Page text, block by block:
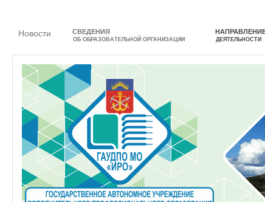
Новости СВЕДЕНИЯ
ОБ ОБРАЗОВАТЕЛЬНОЙ ОРГАНИЗАЦИИ ДЕЯТЕЛЬНОСТИ